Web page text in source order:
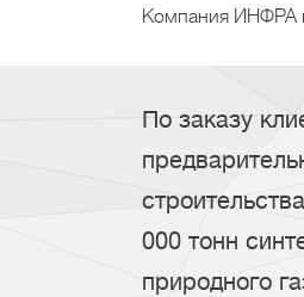
Компания ИНФРА
По заказу
000 тонн
природного